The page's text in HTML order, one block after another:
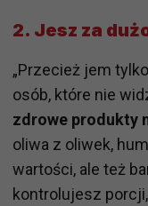
2. Jesz za
„Przecież jem
osób, które nie
zdrowe produkty
oliwa z oliwek,
wartości, ale też
kontrolujesz